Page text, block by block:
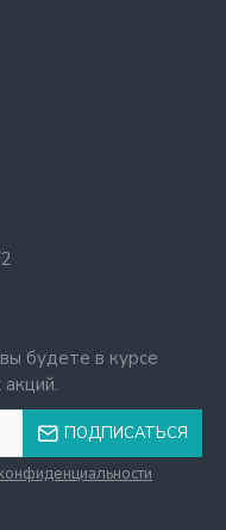
будете в курсе
ПОДПИСАТЬСЯ